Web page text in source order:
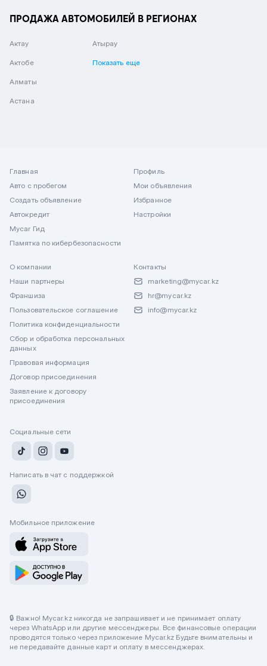
ПРОДАЖА АВТОМОБИЛЕЙ В РЕГИОНАХ
Актау
Актобе
Алматы
Астана
Атырау
Показать еще
Главная
Авто с пробегом
Создать объявление
Автокредит
Mycar Гид
Памятка по кибербезопасности
Профиль
Мои объявления
Избранное
Настройки
О компании
Наши партнеры
Франшиза
Пользовательское соглашение
Политика конфиденциальности
Сбор и обработка персональных
данных
Правовая информация
Договор присоединения
Заявление к договору
присоединения
Контакты
marketing@mycar.kz
hr@mycar.kz
info@mycar.kz
Социальные сети
Написать в чат с поддержкой
Мобильное приложение
🔒 Важно! Mycar.kz никогда не запрашивает и не принимает оплату
через WhatsApp или другие мессенджеры. Все финансовые операции
проводятся только через приложение Mycar.kz Будьте внимательны и
не передавайте данные карт и оплату в мессенджерах.